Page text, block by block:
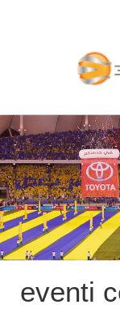
IL GRUPPO
CONTATTI
eventi